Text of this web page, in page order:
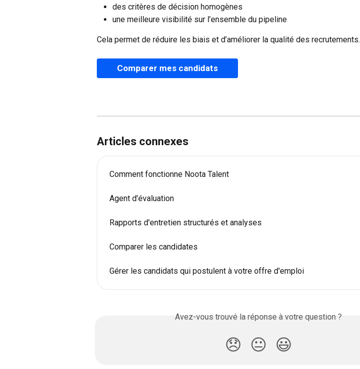
des critères de décision homogènes
une meilleure visibilité sur l’ensemble du pipeline
Cela permet de réduire les biais et d’améliorer la qualité des recrutements.
Comparer mes candidats
Articles connexes
Comment fonctionne Noota Talent
Agent d’évaluation
Rapports d'entretien structurés et analyses
Comparer les candidates
Gérer les candidats qui postulent à votre offre d'emploi
Avez-vous trouvé la réponse à votre question ?
😞 😐 😃